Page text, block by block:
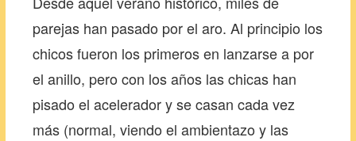
parejas han pasado por el aro. Al principio los
chicos fueron los primeros en lanzarse a por
el anillo, pero con los años las chicas han
pisado el acelerador y se casan cada vez
más (normal, viendo el ambientazo y las